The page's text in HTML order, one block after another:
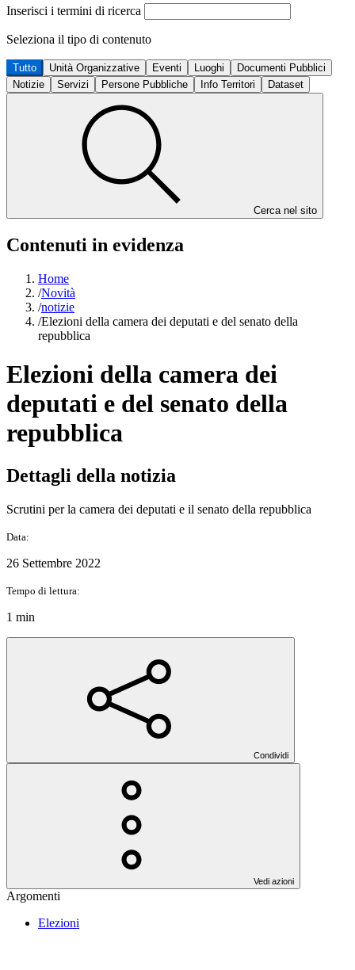
Inserisci i termini di ricerca
Seleziona il tipo di contenuto
Tutto Unità Organizzative Eventi Luoghi
Documenti Pubblici
Notizie
Servizi Persone Pubbliche Info Territori Dataset
Cerca nel sito
Contenuti in evidenza
Home
/Novità
/notizie
/Elezioni della camera dei deputati e del senato della
repubblica
Elezioni della camera dei
deputati e del senato della
repubblica
Dettagli della notizia
Scrutini per la camera dei deputati e il senato della repubblica
Data:
26 Settembre 2022
Tempo di lettura:
1 min
Condividi
Vedi azioni
Argomenti
Elezioni